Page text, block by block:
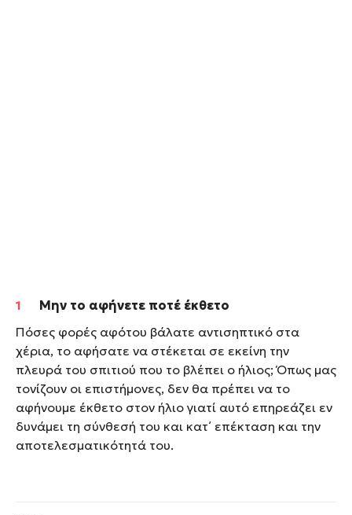
Μην το αφήνετε ποτέ έκθετο
Πόσες φορές αφότου βάλατε αντισηπτικό στα
χέρια, το αφήσατε να στέκεται σε εκείνη την
πλευρά του σπιτιού που το βλέπει ο ήλιος; Όπως μας
τονίζουν οι επιστήμονες, δεν θα πρέπει να το
αφήνουμε έκθετο στον ήλιο γιατί αυτό επηρεάζει εν
δυνάμει τη σύνθεσή του και κατ΄ επέκταση και την
αποτελεσματικότητά του.